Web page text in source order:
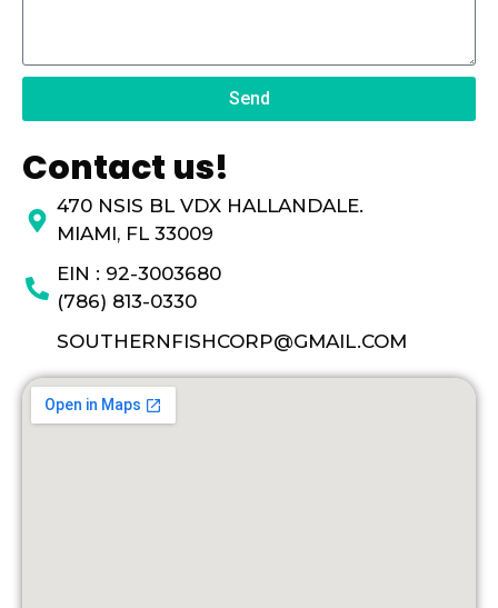
Send
Contact us!
470 NSIS BL VDX HALLANDALE.
MIAMI, FL 33009
EIN : 92-3003680
(786) 813-0330
SOUTHERNFISHCORP@GMAIL.COM